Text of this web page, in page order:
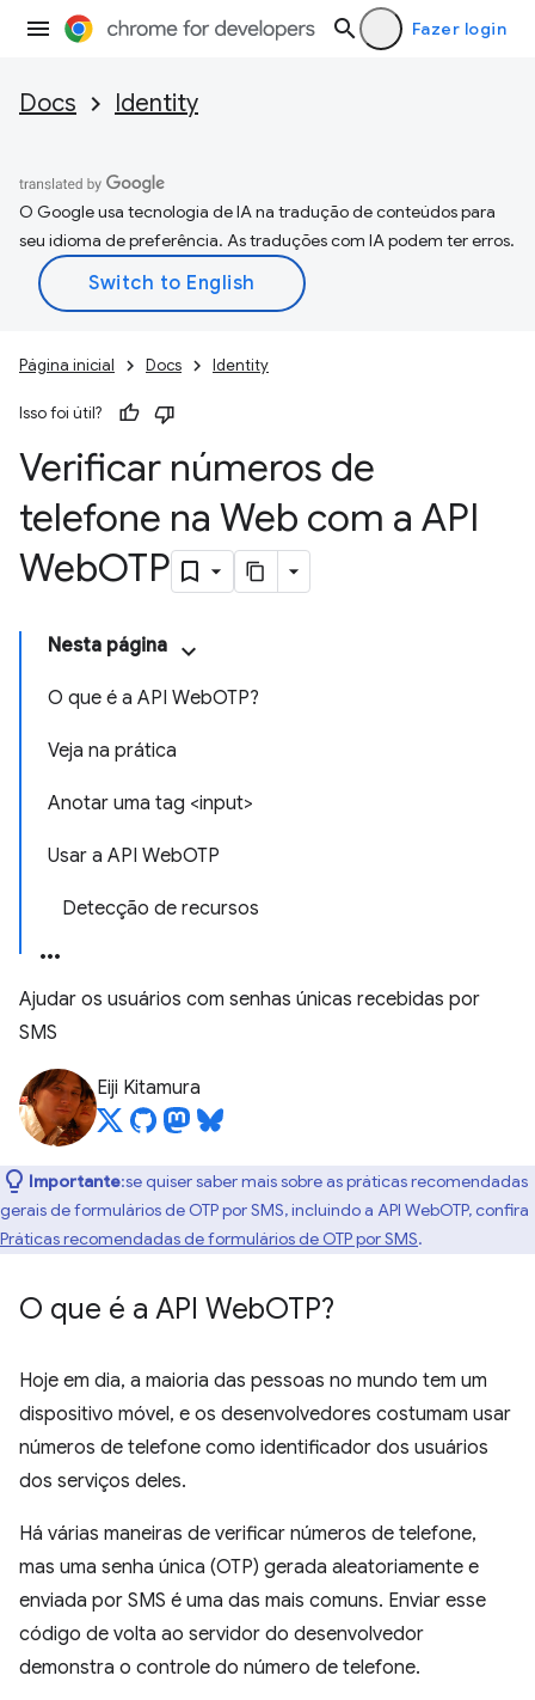
Fazer login
Docs Identity
O Google usa tecnologia de IA na tradução de conteúdos para
seu idioma de preferência. As traduções com IA podem ter erros.
Página inicial Docs Identity
Isso foi útil?
Verificar números de
telefone na Web com a API
WebOTP
Nesta página
O que é a API WebOTP?
Veja na prática
Anotar uma tag <input>
Usar a API WebOTP
Detecção de recursos
Ajudar os usuários com senhas únicas recebidas por
SMS
Eiji Kitamura
Importante:se quiser saber mais sobre as práticas recomendadas
gerais de formulários de OTP por SMS, incluindo a API WebOTP, confira
Práticas recomendadas de formulários de OTP por SMS.
O que é a API WebOTP?
Hoje em dia, a maioria das pessoas no mundo tem um
dispositivo móvel, e os desenvolvedores costumam usar
números de telefone como identificador dos usuários
dos serviços deles.
Há várias maneiras de verificar números de telefone,
mas uma senha única (OTP) gerada aleatoriamente e
enviada por SMS é uma das mais comuns. Enviar esse
código de volta ao servidor do desenvolvedor
demonstra o controle do número de telefone.